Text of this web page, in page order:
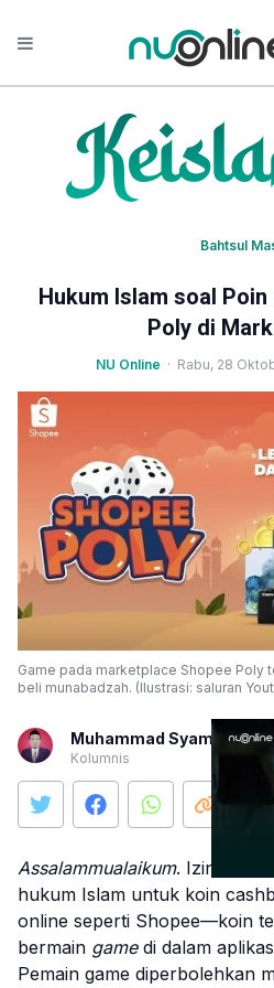
Bahtsul
Hukum Islam soal Poin
Poly di
NU Online · Rabu, 28
Game pada marketplace Shopee Poly
beli munabadzah. (Ilustrasi: saluran
Muhammad Syamsudin
Kolumnis
Assalammualaikum. Izin
hukum Islam untuk koin
online seperti Shopee—koin
bermain gamedi dalam
Pemain game diperbolehkan